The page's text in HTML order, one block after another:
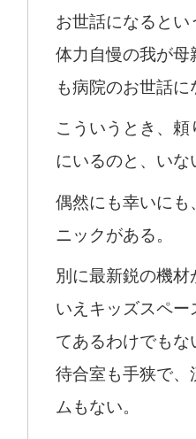
お世話になるとい
体力自慢の我が
も病院のお世話に
こういうとき、
にいるのと、い
偶然にも幸いに
ニックがある。
別に最新鋭の機
いえキッズスペ
てあるわけでもな
待合室も手狭で
ムもない。